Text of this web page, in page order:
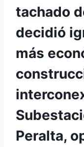
tachado
decidió
más
Peralta,